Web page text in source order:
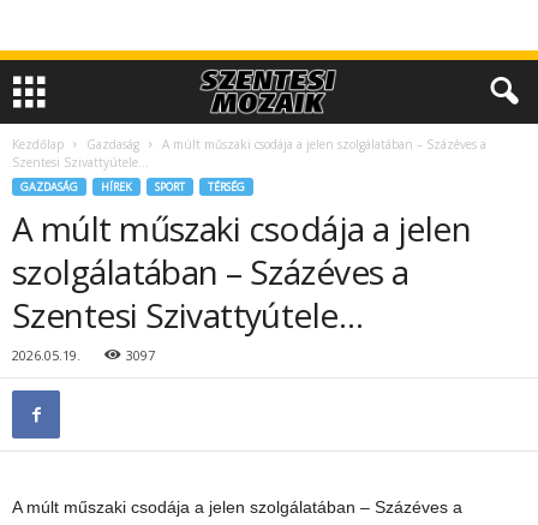
Kezdőlap Gazdaság
A múlt műszaki csodája a jelen szolgálatában – Százéves a
Szentesi Szivattyútele…
GAZDASÁG HÍREK SPORT TÉRSÉG
A múlt műszaki csodája a jelen
szolgálatában – Százéves a
Szentesi Szivattyútele…
2026.05.19. 3097
A múlt műszaki csodája a jelen szolgálatában – Százéves a